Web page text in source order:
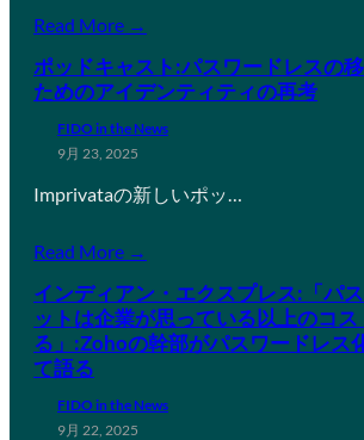
Read More →
ポッドキャスト:パスワードレスの
ためのアイデンティティの再考
FIDO in the News
9月 23, 2025
Imprivataの新しいポッ…
Read More →
インディアン・エクスプレス:「パ
ットは企業が思っている以上のコ
る」:Zohoの幹部がパスワードレス
て語る
FIDO in the News
9月 22, 2025